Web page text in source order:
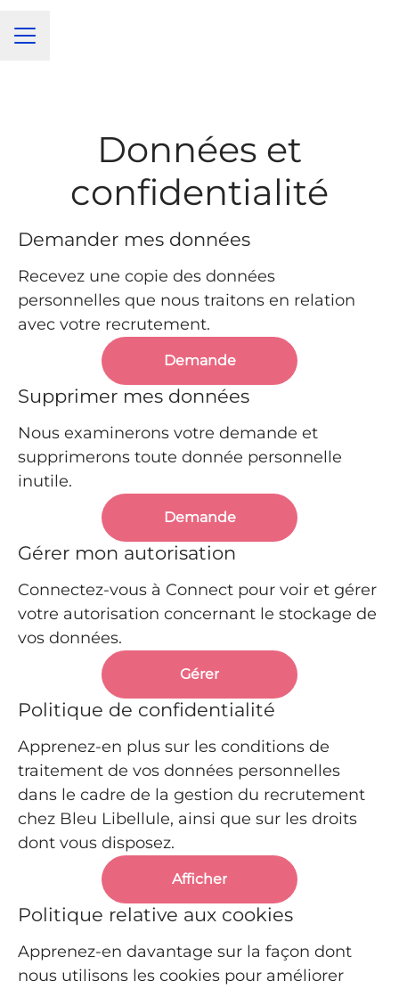
Menu carrière
Données et
confidentialité
Demander mes données
Recevez une copie des données
personnelles que nous traitons en relation
avec votre recrutement.
Demande
Supprimer mes données
Nous examinerons votre demande et
supprimerons toute donnée personnelle
inutile.
Demande
Gérer mon autorisation
Connectez-vous à Connect pour voir et gérer
votre autorisation concernant le stockage de
vos données.
Gérer
Politique de confidentialité
Apprenez-en plus sur les conditions de
traitement de vos données personnelles
dans le cadre de la gestion du recrutement
chez Bleu Libellule, ainsi que sur les droits
dont vous disposez.
Afficher
Politique relative aux cookies
Apprenez-en davantage sur la façon dont
nous utilisons les cookies pour améliorer